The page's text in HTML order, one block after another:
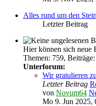
Alles rund um den
Letzter Beitrag
Hier können sich neue
Themen: 759, Beiträge:
Unterforum:
Wir gratulieren
Letzter Beitrag
von Novum64
Mo 9. Jun 2025,